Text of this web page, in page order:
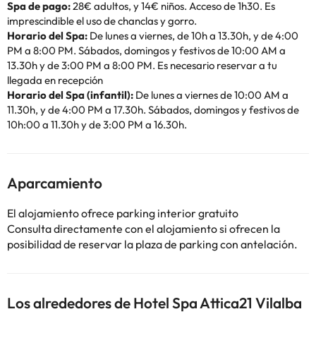
Spa de pago:28€ adultos, y 14€ niños. Acceso de 1h30. Es
imprescindible el uso de chanclas y gorro.
Horario del Spa: De lunes a viernes, de 10h a 13.30h, y de 4:00
PM a 8:00 PM. Sábados, domingos y festivos de 10:00 AM a
13.30h y de 3:00 PM a 8:00 PM. Es necesario reservar a tu
llegada en recepción
Horario del Spa (infantil): De lunes a viernes de 10:00 AM a
11.30h, y de 4:00 PM a 17.30h. Sábados, domingos y festivos de
10h:00 a 11.30h y de 3:00 PM a 16.30h.
Aparcamiento
El alojamiento ofrece parking interior gratuito
Consulta directamente con el alojamiento si ofrecen la
posibilidad de reservar la plaza de parking con antelación.
Los alrededores de Hotel Spa Attica21 Vilalba